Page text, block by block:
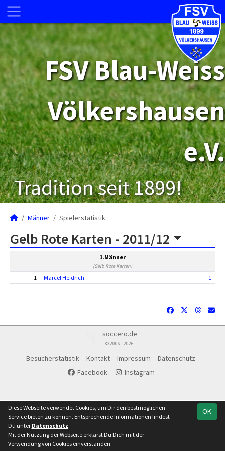
FSV Blau-Weiss
Völkershausen
e.V.
Tradition seit 1899!
Männer Spielerstatistik
Gelb Rote Karten - 2011/12
1.Männer
(Gelb Rote Karten)
1 Marcel Heidrich 1
soccero.de
© 2006 - 2026
Besucherstatistik Kontakt Impressum
Datenschutz
Facebook
Instagram
OK
Diese Webseite verwendet Cookies, um Dir den bestmöglichen
Service bieten zu können. Entsprechende Informationen findest
Du unter Datenschutz.
Mit der Nutzung der Webseite erklärst Du Dich mit der
Verwendung von Cookies einverstanden.